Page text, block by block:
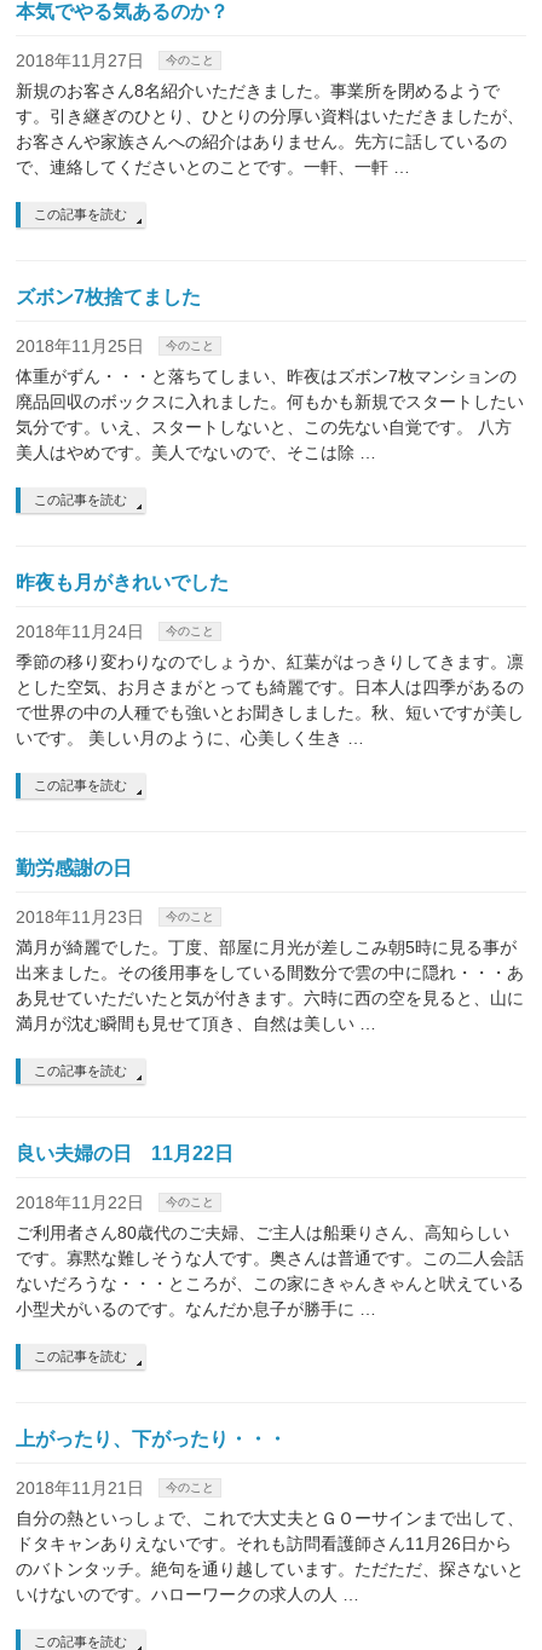
本気でやる気あるのか？
2018年11月27日 今のこと
新規のお客さん8名紹介いただきました。事業所を閉めるようで
す。引き継ぎのひとり、ひとりの分厚い資料はいただきましたが、
お客さんや家族さんへの紹介はありません。先方に話しているの
で、連絡してくださいとのことです。一軒、一軒 …
この記事を読む
ズボン7枚捨てました
2018年11月25日 今のこと
体重がずん・・・と落ちてしまい、昨夜はズボン7枚マンションの
廃品回収のボックスに入れました。何もかも新規でスタートしたい
気分です。いえ、スタートしないと、この先ない自覚です。 八方
美人はやめです。美人でないので、そこは除 …
この記事を読む
昨夜も月がきれいでした
2018年11月24日 今のこと
季節の移り変わりなのでしょうか、紅葉がはっきりしてきます。凛
とした空気、お月さまがとっても綺麗です。日本人は四季があるの
で世界の中の人種でも強いとお聞きしました。秋、短いですが美し
いです。 美しい月のように、心美しく生き …
この記事を読む
勤労感謝の日
2018年11月23日 今のこと
満月が綺麗でした。丁度、部屋に月光が差しこみ朝5時に見る事が
出来ました。その後用事をしている間数分で雲の中に隠れ・・・あ
あ見せていただいたと気が付きます。六時に西の空を見ると、山に
満月が沈む瞬間も見せて頂き、自然は美しい …
この記事を読む
良い夫婦の日 11月22日
2018年11月22日 今のこと
ご利用者さん80歳代のご夫婦、ご主人は船乗りさん、高知らしい
です。寡黙な難しそうな人です。奥さんは普通です。この二人会話
ないだろうな・・・ところが、この家にきゃんきゃんと吠えている
小型犬がいるのです。なんだか息子が勝手に …
この記事を読む
上がったり、下がったり・・・
2018年11月21日 今のこと
自分の熱といっしょで、これで大丈夫とＧＯーサインまで出して、
ドタキャンありえないです。それも訪問看護師さん11月26日から
のバトンタッチ。絶句を通り越しています。ただただ、探さないと
いけないのです。ハローワークの求人の人 …
この記事を読む